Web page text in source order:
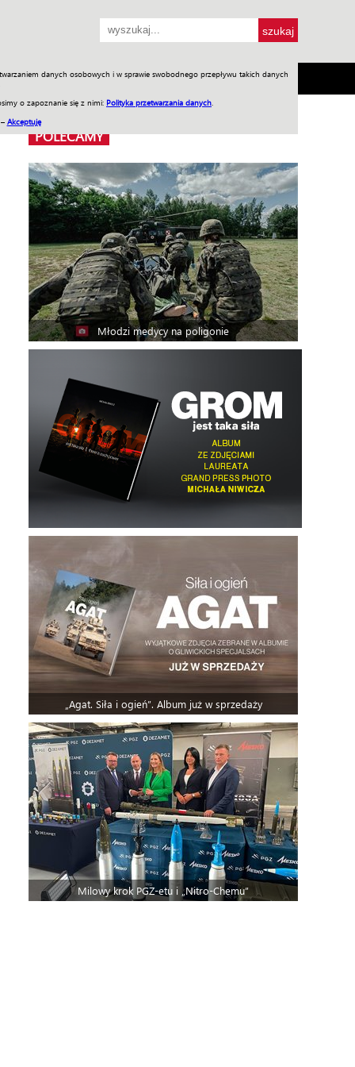
danych osobowych i w sprawie swobodnego przepływu takich danych
o zapoznanie się z nimi: Polityka przetwarzania danych
Akceptuję
SKLEP Jednodniówki Praca w WIW
POLECAMY
Młodzi medycy na poligonie
„Agat. Siła i ogień”. Album już w sprzedaży
Milowy krok PGZ-etu i „Nitro-Chemu”